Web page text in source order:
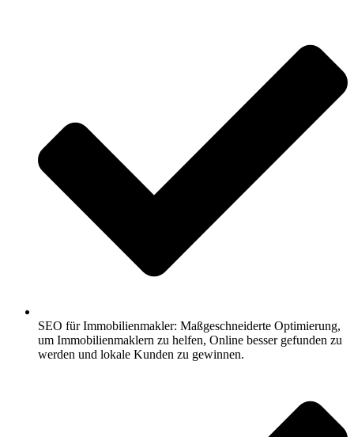
SEO für Immobilienmakler: Maßgeschneiderte Optimierung,
um Immobilienmaklern zu helfen, Online besser gefunden zu
werden und lokale Kunden zu gewinnen.